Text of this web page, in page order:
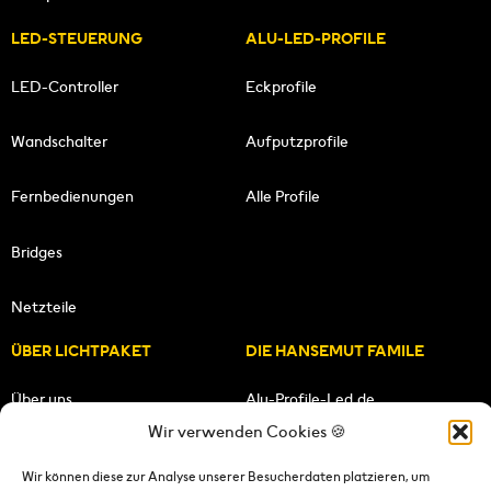
Wir verwenden Cookies 🍪
Wir können diese zur Analyse unserer Besucherdaten platzieren, um
LED-STEUERUNG
LED-Controller
Wandschalter
Fernbedienungen
Bridges
Netzteile
ALU-LED-PROFILE
Eckprofile
Aufputzprofile
Alle Profile
ÜBER LICHTPAKET
Über uns
DIE HANSEMUT FAMILE
Alu-Profile-Led.de